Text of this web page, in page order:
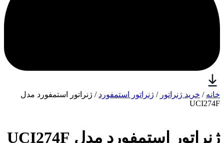
خانه / خرید ژنراتور / ژنراتور استمفورد / ژنراتور استمفورد مدل
UCI274F
ژنراتور استمفورد مدل UCI274F